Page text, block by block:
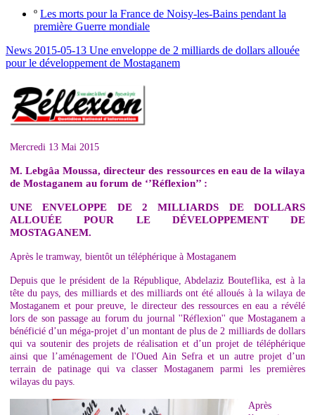
º Les morts pour la France de Noisy-les-Bains pendant la
première Guerre mondiale
News 2015-05-13 Une enveloppe de 2 milliards de dollars allouée
pour le développement de Mostaganem
Mercredi 13 Mai 2015
M. Lebgâa Moussa, directeur des ressources en eau de la wilaya
de Mostaganem au forum de ‘’Réflexion’’ :
UNE ENVELOPPE DE 2 MILLIARDS DE DOLLARS
ALLOUÉE POUR LE DÉVELOPPEMENT DE
MOSTAGANEM.
Après le tramway, bientôt un téléphérique à Mostaganem
Depuis que le président de la République, Abdelaziz Bouteflika, est à la
tête du pays, des milliards et des milliards ont été alloués à la wilaya de
Mostaganem et pour preuve, le directeur des ressources en eau a révélé
lors de son passage au forum du journal ''Réflexion'' que Mostaganem a
bénéficié d’un méga-projet d’un montant de plus de 2 milliards de dollars
qui va soutenir des projets de réalisation et d’un projet de téléphérique
ainsi que l’aménagement de l'Oued Ain Sefra et un autre projet d’un
terrain de patinage qui va classer Mostaganem parmi les premières
wilayas du pays.
Après